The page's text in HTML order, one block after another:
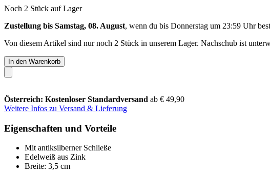
Noch 2 Stück auf Lager
Zustellung bis Samstag, 08. August, wenn du bis Donnerstag um 23:59 Uhr
Von diesem Artikel sind nur noch 2 Stück in unserem Lager. Nachschub ist
In den Warenkorb
Österreich: Kostenloser Standardversand ab € 49,90
Weitere Infos zu Versand & Lieferung
Eigenschaften und Vorteile
Mit antiksilberner Schließe
Edelweiß aus Zink
Breite: 3,5 cm